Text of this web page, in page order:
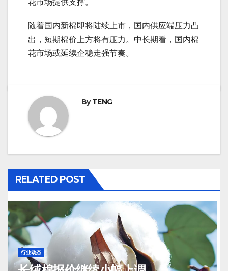
花市场提供支撑。
随着国内新棉即将陆续上市，国内供应端压力凸
出，短期棉价上方将有压力。中长期看，国内棉
花市场或延续企稳走强节奏。
ByTENG
RELATED POST
行业动态